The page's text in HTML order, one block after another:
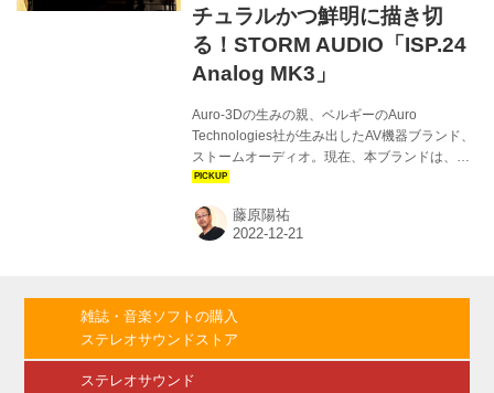
チュラルかつ鮮明に描き切
る！STORM AUDIO「ISP.24
Analog MK3」
Auro-3Dの生みの親、ベルギーのAuro
Technologies社が生み出したAV機器ブランド、
ストームオーディオ。現在、本ブランドは、
Immersive Audio Technologies Groupに移管さ
オが送り出すAVプリアンプ、ISPシリーズ
（ISP.16 Analog、ISP.24 Analog、ISP.32
ウェア面で画期的な進化を遂げている。その主
な内容は①独自のアップミックス機能とな...
藤原陽祐
雑誌・音楽ソフトの購入
ステレオサウンドストア
ステレオサウンド